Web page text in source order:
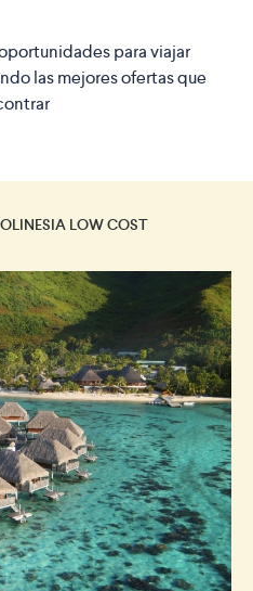
para viajar
las mejores ofertas que
LOW COST